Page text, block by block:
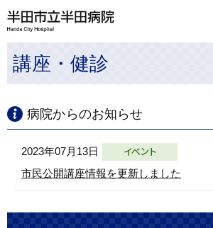
グ
ロ
ー
ビ
ゲ
へ
本
文
へ
ロ
ー
カ
ゲ
ー
フ
ッ
タ
講座・健診
病院からのお知らせ
2023年07月13日
市民公開講座情報を更新しました